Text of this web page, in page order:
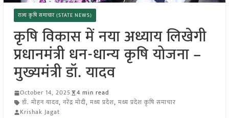
राज्य कृषि समाचार (STATE NEWS)
कृषि विकास में नया अध्याय लिखेगी
प्रधानमंत्री धन-धान्य कृषि योजना –
मुख्यमंत्री डॉ. यादव
October 14, 2025
4 min read
डॉ. मोहन यादव, नरेंद्र मोदी, मध्य प्रदेश, मध्य प्रदेश कृषि समाचार
Krishak Jagat